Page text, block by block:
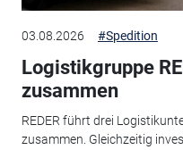
03.08.2026 #Spedition
Logistikgruppe
zusammen
REDER führt drei
zusammen. Gleichzeitig